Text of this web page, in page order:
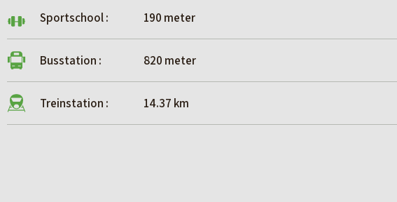
Sportschool : 190 meter
Busstation : 820 meter
Treinstation : 14.37 km